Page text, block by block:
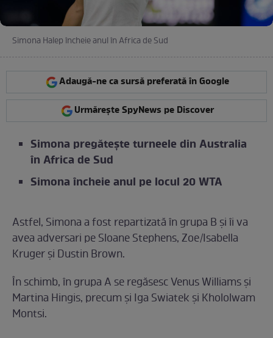
Simona Halep încheie anul în Africa de Sud
Adaugă-ne ca sursă preferată în Google
Urmărește SpyNews pe Discover
Simona pregătește turneele din Australia
în Africa de Sud
Simona încheie anul pe locul 20 WTA
Astfel, Simona a fost repartizată în grupa B și îi va
avea adversari pe Sloane Stephens, Zoe/Isabella
Kruger și Dustin Brown.
În schimb, în grupa A se regăsesc Venus Williams și
Martina Hingis, precum și Iga Swiatek și Khololwam
Montsi.